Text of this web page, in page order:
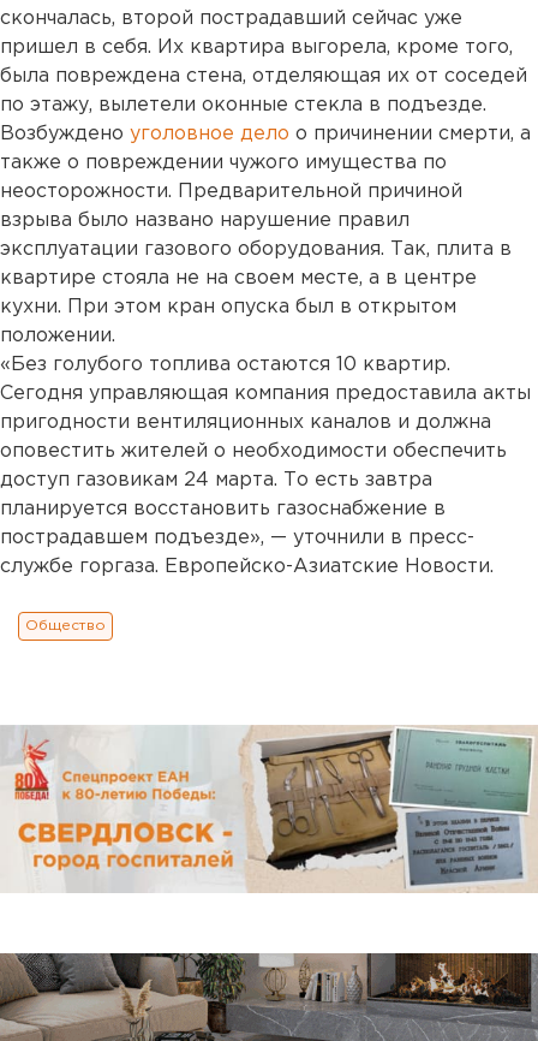
скончалась, второй пострадавший сейчас уже
пришел в себя. Их квартира выгорела, кроме того,
была повреждена стена, отделяющая их от соседей
по этажу, вылетели оконные стекла в подъезде.
Возбуждено уголовное дело о причинении смерти, а
также о повреждении чужого имущества по
неосторожности. Предварительной причиной
взрыва было названо нарушение правил
эксплуатации газового оборудования. Так, плита в
квартире стояла не на своем месте, а в центре
кухни. При этом кран опуска был в открытом
положении.
«Без голубого топлива остаются 10 квартир.
Сегодня управляющая компания предоставила акты
пригодности вентиляционных каналов и должна
оповестить жителей о необходимости обеспечить
доступ газовикам 24 марта. То есть завтра
планируется восстановить газоснабжение в
пострадавшем подъезде», — уточнили в пресс-
службе горгаза. Европейско-Азиатские Новости.
Общество